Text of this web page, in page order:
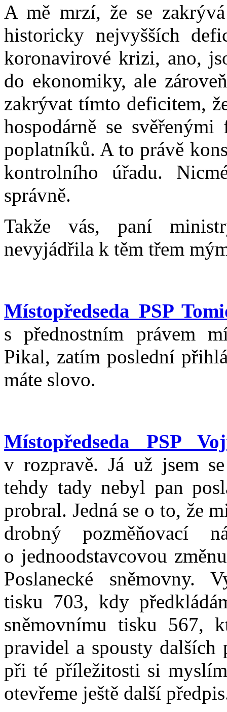
A mě mrzí, že se
historicky nejvyšších
koronavirové krizi, ano,
do ekonomiky, ale
zakrývat tímto deficitem,
hospodárně se
poplatníků. A to právě
kontrolního úřadu.
správně.
Takže vás, paní
nevyjádřila k těm třem
Místopředseda PSP
s přednostním právem
Pikal, zatím poslední
máte slovo.
Místopředseda PSP
v rozpravě. Já už jsem
tehdy tady nebyl pan
probral. Jedná se o to, že
drobný pozměňovací
o jednoodstavcovou
Poslanecké sněmovny.
tisku 703, kdy
sněmovnímu tisku 567,
pravidel a spousty dalších
při té příležitosti si
otevřeme ještě další